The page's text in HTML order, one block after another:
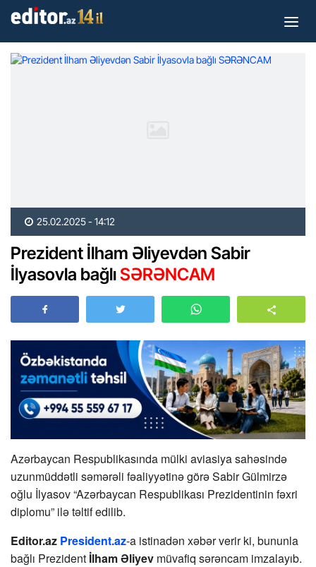
25.02.2025 - 14:12
Prezident İlham Əliyevdən Sabir
İlyasovla bağlıSƏRƏNCAM
Azərbaycan Respublikasında mülki aviasiya sahəsində
uzunmüddətli səmərəli fəaliyyətinə görə Sabir Gülmirzə
oğlu İlyasov “Azərbaycan Respublikası Prezidentinin fəxri
diplomu” ilə təltif edilib.
Editor.az President.az-a istinadən xəbər verir ki, bununla
bağlı Prezident İlham Əliyev müvafiq sərəncam imzalayıb.